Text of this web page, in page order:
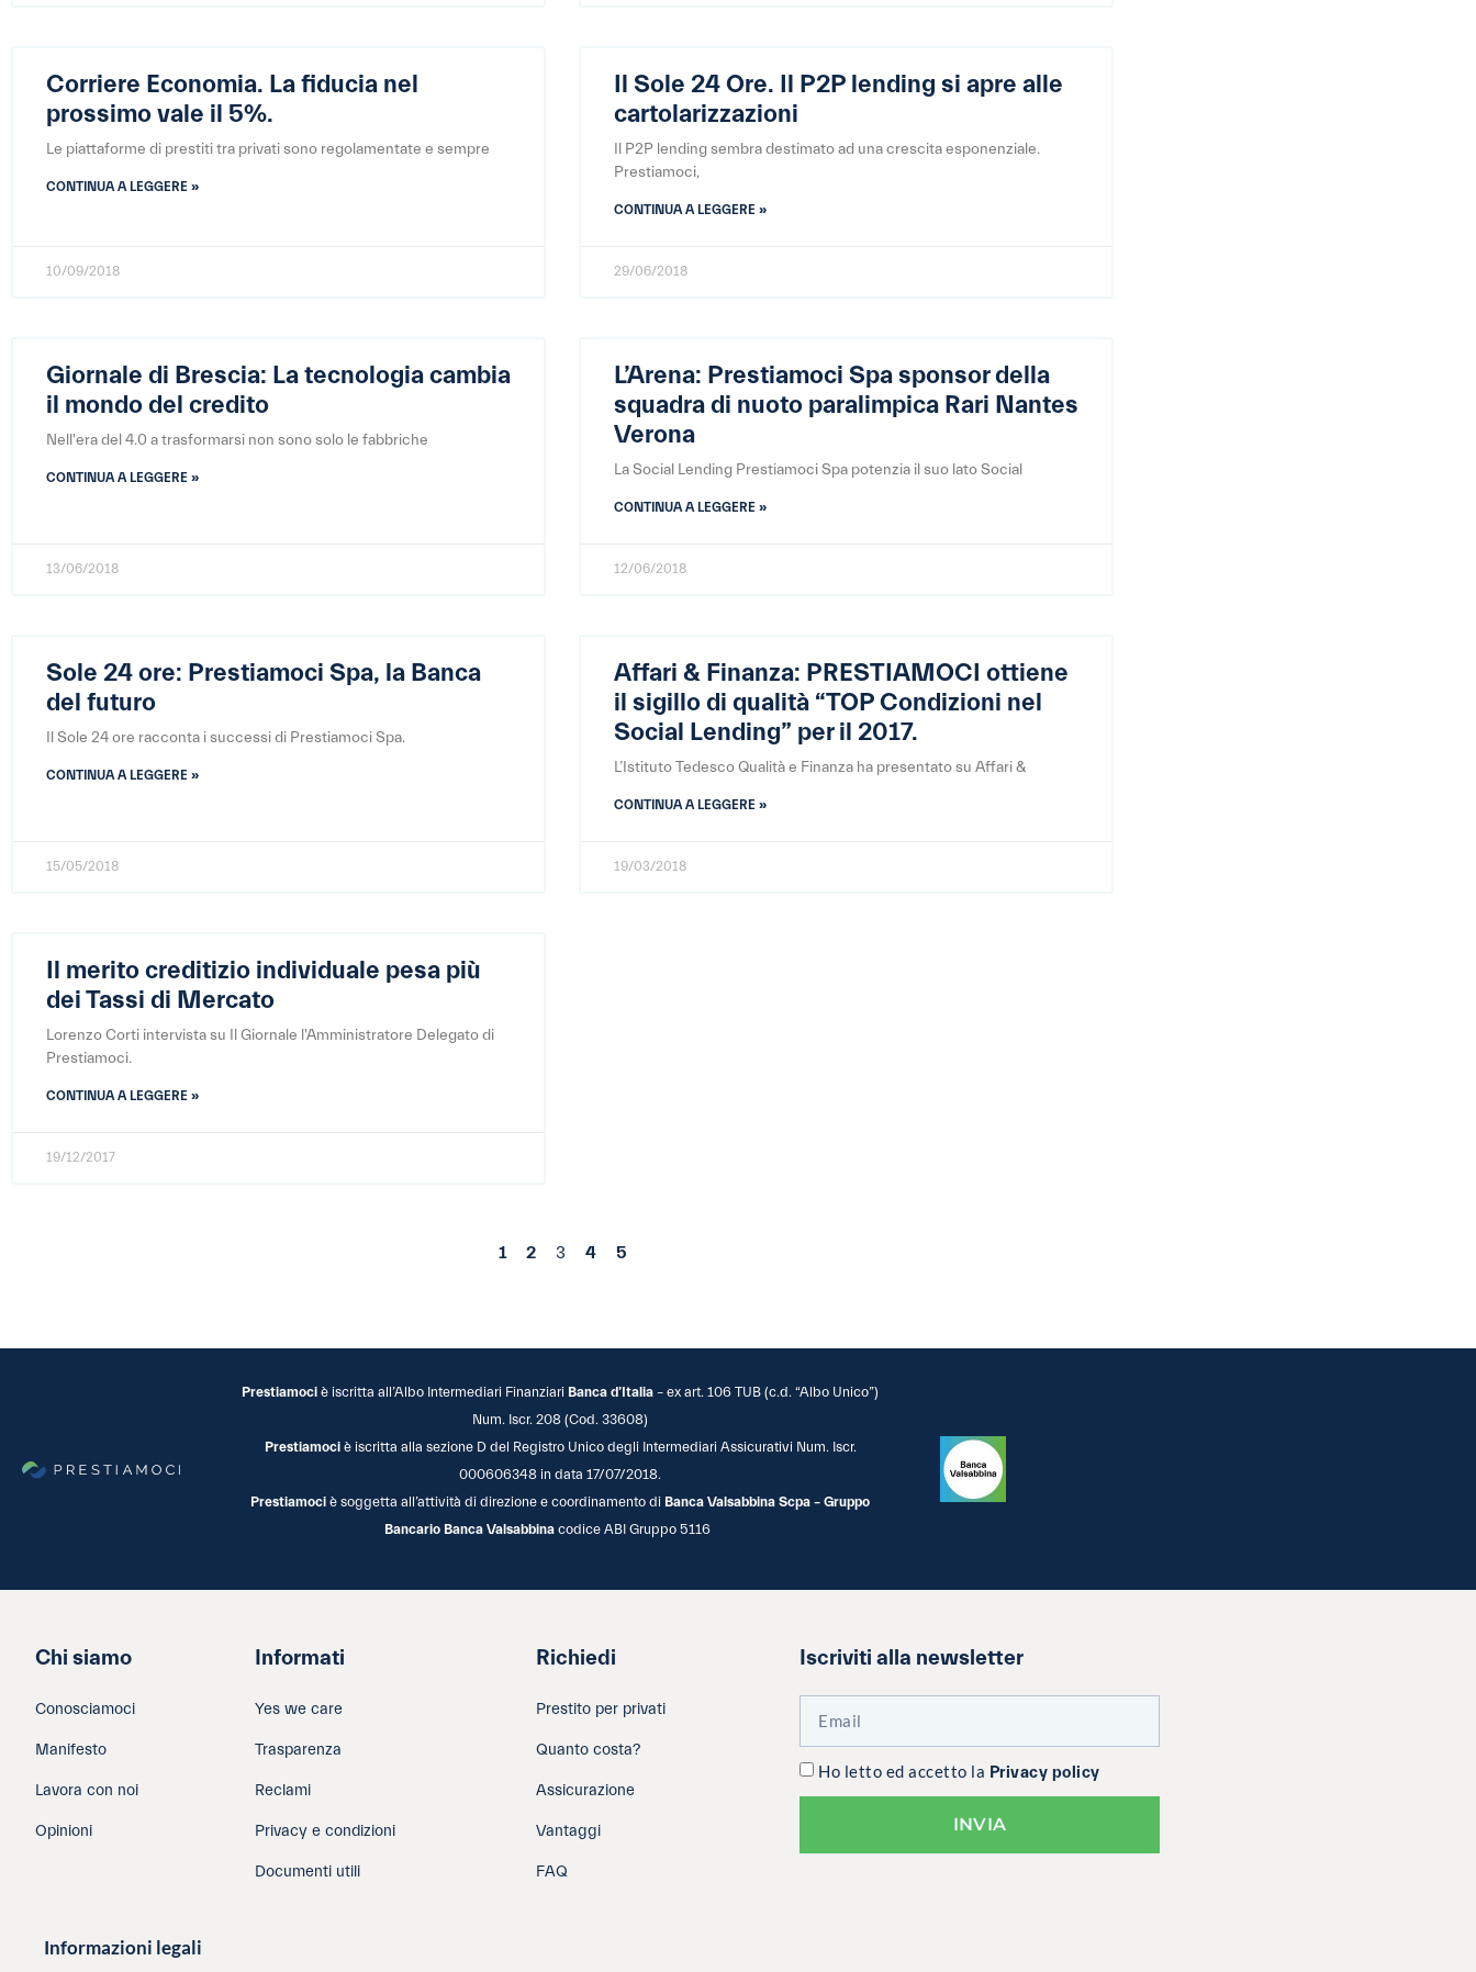
Corriere Economia. La fiducia nel
prossimo vale il 5%.
Le piattaforme di prestiti tra privati sono regolamentate e sempre
CONTINUA A LEGGERE »
10/09/2018
Il Sole 24 Ore. Il P2P lending si apre alle
cartolarizzazioni
Il P2P lending sembra destimato ad una crescita esponenziale.
Prestiamoci,
CONTINUA A LEGGERE »
29/06/2018
Giornale di Brescia: La tecnologia cambia
il mondo del credito
Nell'era del 4.0 a trasformarsi non sono solo le fabbriche
CONTINUA A LEGGERE »
13/06/2018
L’Arena: Prestiamoci Spa sponsor della
squadra di nuoto paralimpica Rari Nantes
Verona
La Social Lending Prestiamoci Spa potenzia il suo lato Social
CONTINUA A LEGGERE »
12/06/2018
Sole 24 ore: Prestiamoci Spa, la Banca
del futuro
Il Sole 24 ore racconta i successi di Prestiamoci Spa.
CONTINUA A LEGGERE »
15/05/2018
Affari & Finanza: PRESTIAMOCI ottiene
il sigillo di qualità “TOP Condizioni nel
Social Lending” per il 2017.
L’Istituto Tedesco Qualità e Finanza ha presentato su Affari &
CONTINUA A LEGGERE »
19/03/2018
Il merito creditizio individuale pesa più
dei Tassi di Mercato
Lorenzo Corti intervista su Il Giornale l'Amministratore Delegato di
Prestiamoci.
CONTINUA A LEGGERE »
19/12/2017
1 2 3 4 5
Prestiamoci è iscritta all’Albo Intermediari Finanziari Banca d’Italia – ex art. 106 TUB (c.d. “Albo Unico”)
Num. Iscr. 208 (Cod. 33608)
Prestiamociè iscritta alla sezione D del Registro Unico degli Intermediari Assicurativi Num. Iscr.
000606348 in data 17/07/2018.
Prestiamociè soggetta all’attività di direzione e coordinamento di Banca Valsabbina Scpa – Gruppo
Bancario Banca Valsabbina codice ABI Gruppo 5116
Chi siamo
Conosciamoci
Manifesto
Lavora con noi
Opinioni
Informati
Yes we care
Trasparenza
Reclami
Privacy e condizioni
Documenti utili
Richiedi
Prestito per privati
Quanto costa?
Assicurazione
Vantaggi
FAQ
Iscriviti alla newsletter
Ho letto ed accetto la Privacy policy
INVIA
Informazioni legali